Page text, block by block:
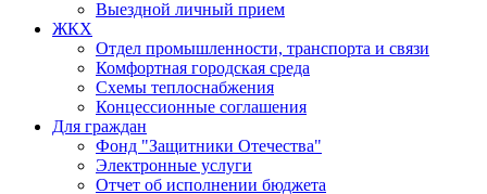
Выездной личный прием
ЖКХ
Отдел промышленности, транспорта и связи
Комфортная городская среда
Схемы теплоснабжения
Концессионные соглашения
Для граждан
Фонд "Защитники Отечества"
Электронные услуги
Отчет об исполнении бюджета